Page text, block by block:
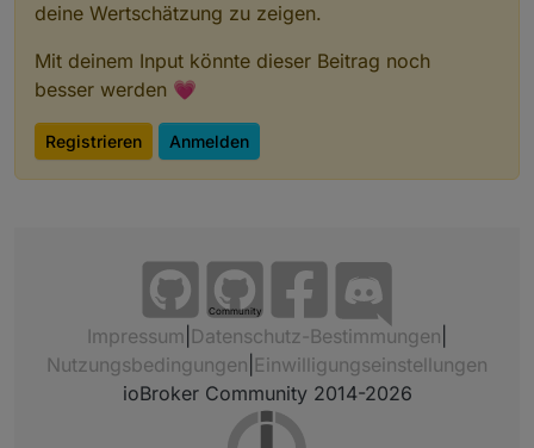
deine Wertschätzung zu zeigen.
Mit deinem Input könnte dieser Beitrag noch
besser werden 💗
Registrieren Anmelden
Community
Impressum Datenschutz-Bestimmungen
Nutzungsbedingungen Einwilligungseinstellungen
ioBroker Community 2014-2026